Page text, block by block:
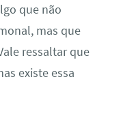
que não
mas que
ressaltar que
existe essa